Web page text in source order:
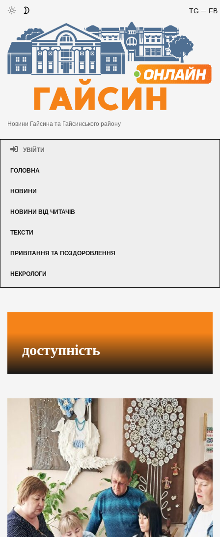
FB
TG
Новини Гайсина та Гайсинського району
УВІЙТИ
ГОЛОВНА
НОВИНИ
НОВИНИ ВІД ЧИТАЧІВ
ТЕКСТИ
ПРИВІТАННЯ ТА ПОЗДОРОВЛЕННЯ
НЕКРОЛОГИ
доступність